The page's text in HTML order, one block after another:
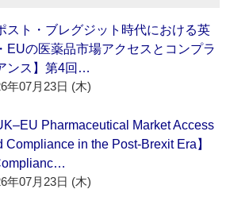
スト・ブレグジット時代における英
EUの医薬品市場アクセスとコンプラ
ンス】第4回…
年07月23日 (木)
Pharmaceutical Market Access
Compliance in the Post-Brexit Era】
年07月23日 (木)